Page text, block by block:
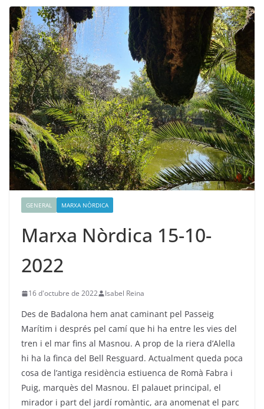
GENERAL MARXA NÒRDICA
Marxa Nòrdica 15-10-
2022
16 d'octubre de 2022 Isabel Reina
Des de Badalona hem anat caminant pel Passeig
Marítim i després pel camí que hi ha entre les vies del
tren i el mar fins al Masnou. A prop de la riera d’Alella
hi ha la finca del Bell Resguard. Actualment queda poca
cosa de l’antiga residència estiuenca de Romà Fabra i
Puig, marquès del Masnou. El palauet principal, el
mirador i part del jardí romàntic, ara anomenat el parc